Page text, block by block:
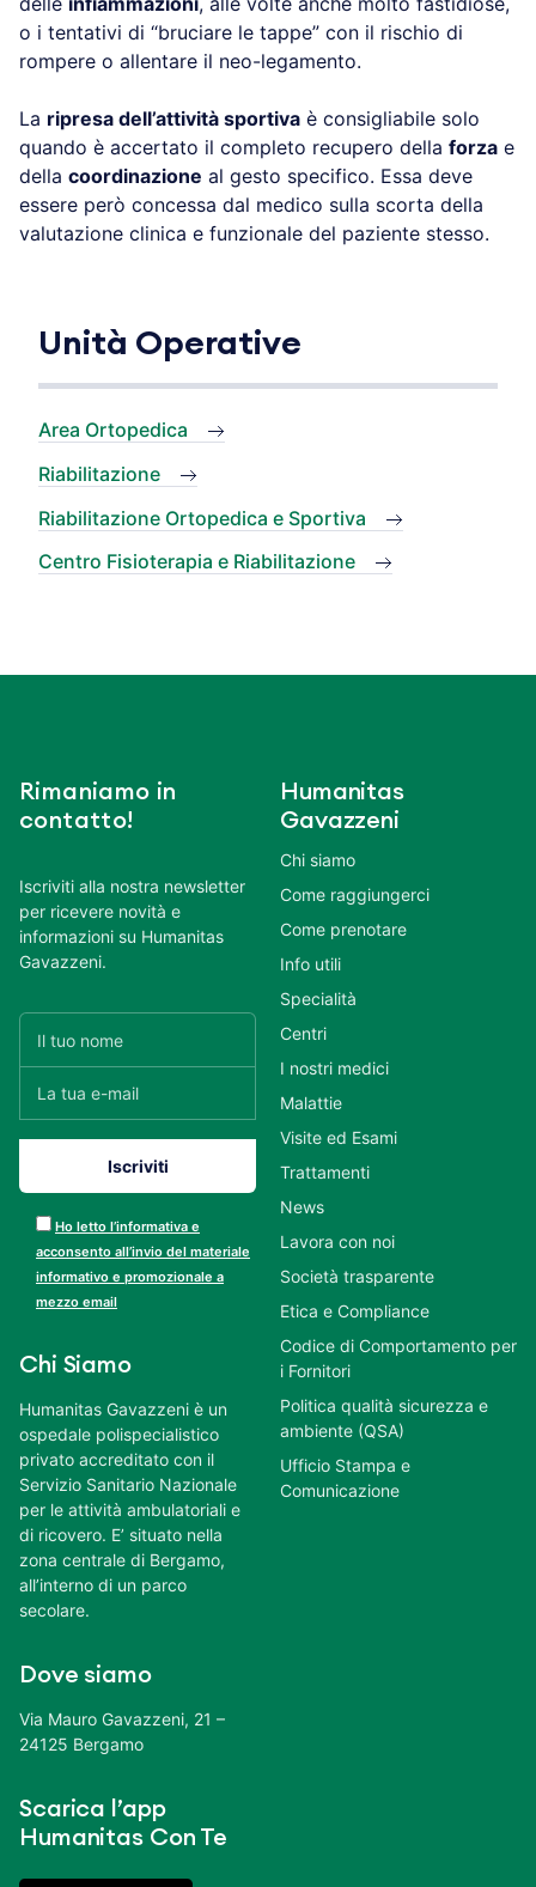
o i tentativi di “bruciare le tappe” con il rischio di
rompere o allentare il neo-legamento.
La ripresa dell’attività sportiva è consigliabile solo
quando è accertato il completo recupero della forza e
della coordinazione al gesto specifico. Essa deve
essere però concessa dal medico sulla scorta della
valutazione clinica e funzionale del paziente stesso.
Unità Operative
Area Ortopedica
Riabilitazione
Riabilitazione Ortopedica e Sportiva
Centro Fisioterapia e Riabilitazione
Rimaniamo in
contatto!
Iscriviti alla nostra newsletter
per ricevere novità e
informazioni su Humanitas
Gavazzeni.
Ho letto l’informativa e
acconsento all’invio del materiale
informativo e promozionale a
mezzo email
Chi Siamo
Humanitas Gavazzeni è un
ospedale polispecialistico
privato accreditato con il
Servizio Sanitario Nazionale
per le attività ambulatoriali e
di ricovero. E’ situato nella
zona centrale di Bergamo,
all’interno di un parco
secolare.
Dove siamo
Via Mauro Gavazzeni, 21 –
24125 Bergamo
Scarica l’app
Humanitas Con Te
Humanitas
Gavazzeni
Chi siamo
Come raggiungerci
Come prenotare
Info utili
Specialità
Centri
I nostri medici
Malattie
Visite ed Esami
Trattamenti
News
Lavora con noi
Società trasparente
Etica e Compliance
Codice di Comportamento per
i Fornitori
Politica qualità sicurezza e
ambiente (QSA)
Ufficio Stampa e
Comunicazione